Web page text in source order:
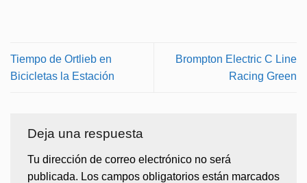
Tiempo de Ortlieb en
Bicicletas la Estación
Brompton Electric C Line
Racing Green
Deja una respuesta
Tu dirección de correo electrónico no será
publicada. Los campos obligatorios están marcados